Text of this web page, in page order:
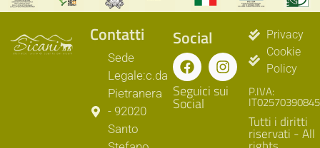
Contatti
Sede
Legale:c.da
Pietranera
- 92020
Santo
Social
Seguici sui
Social
Privacy
Cookie
Policy
P.IVA:
IT02570390845
Tutti i diritti
riservati - All